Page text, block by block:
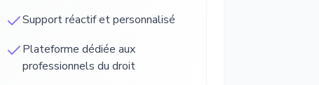
Support réactif et personnalisé
Plateforme dédiée aux
professionnels du droit